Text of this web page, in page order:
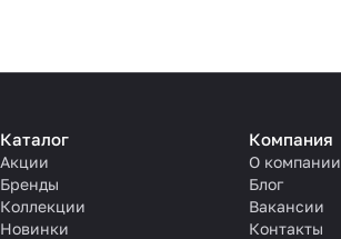
Каталог
Акции
Бренды
Коллекции
Новинки
Компания
О компании
Блог
Вакансии
Контакты